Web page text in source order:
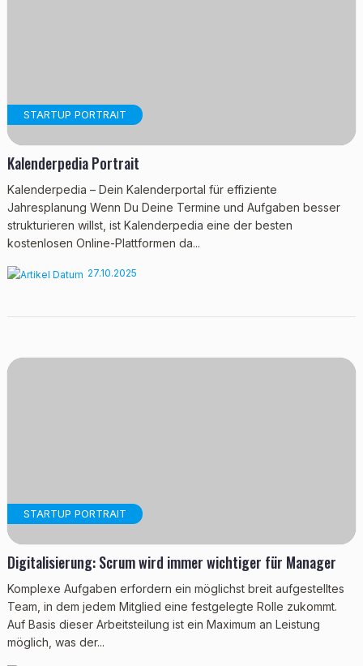
STARTUP PORTRAIT
Kalenderpedia Portrait
Kalenderpedia – Dein Kalenderportal für effiziente
Jahresplanung Wenn Du Deine Termine und Aufgaben besser
strukturieren willst, ist Kalenderpedia eine der besten
kostenlosen Online-Plattformen da...
27.10.2025
STARTUP PORTRAIT
Digitalisierung: Scrum wird immer wichtiger für Manager
Komplexe Aufgaben erfordern ein möglichst breit aufgestelltes
Team, in dem jedem Mitglied eine festgelegte Rolle zukommt.
Auf Basis dieser Arbeitsteilung ist ein Maximum an Leistung
möglich, was der...